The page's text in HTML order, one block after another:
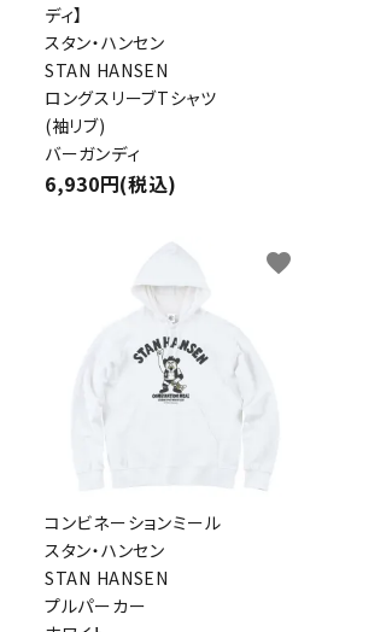
ディ】
スタン・ハンセン
STAN HANSEN
ロングスリーブTシャツ
(袖リブ)
バーガンディ
6,930円(税込)
コンビネーションミール
スタン・ハンセン
STAN HANSEN
プルパーカー
favorite